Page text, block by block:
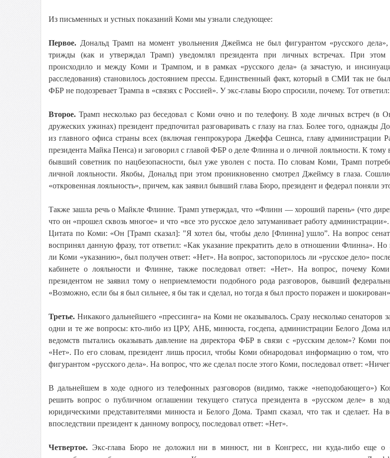
Из письменных и устных показаний Коми мы узнали следующее:
Первое. Дональд Трамп на момент увольнения Джеймса не был фигурантом «русского
трижды (как и утверждал Трамп) уведомлял президента при личных встречах. При этом
происходило и между Коми и Трампом, и в рамках «русского дела» (а зачастую, и
расследования) становилось достоянием прессы. Единственный факт, который в СМИ так не
ФБР не подозревает Трампа в «связях с Россией». У экс-главы Бюро спросили, почему. Тот
Второе.Трамп несколько раз беседовал с Коми очно и по телефону. В ходе личных встреч (в
дружеских ужинах) президент предпочитал разговаривать с глазу на глаз. Более того, однажды
из главного офиса страны всех (включая генпрокурора Джеффа Сешнса, главу администрации
президента Майка Пенса) и заговорил с главой ФБР о деле Флинна и о личной лояльности. К
бывший советник по нацбезопасности, был уже уволен с поста. По словам Коми, Трамп
личной лояльности. Якобы, Дональд при этом проникновенно смотрел Джеймсу в глаза.
«откровенная лояльность», причем, как заявил бывший глава Бюро, президент и федерал поняли
Также зашла речь о Майкле Флинне. Трамп утверждал, что «Флинн — хороший парень» (что
что он «прошел сквозь многое» и что «все это русское дело затуманивает работу
Цитата по Коми: «Он [Трамп сказал]: "Я хотел бы, чтобы дело [Флинна] ушло”. На вопрос
воспринял данную фразу, тот ответил: «Как указание прекратить дело в отношении Флинна».
ли Коми «указанию», был получен ответ: «Нет». На вопрос, застопорилось ли «русское дело»
кабинете о лояльности и Флинне, также последовал ответ: «Нет». На вопрос, почему
президентом не заявил тому о неприемлемости подобного рода разговоров, бывший
«Возможно, если бы я был сильнее, я бы так и сделал, но тогда я был просто поражен и
Третье. Никакого дальнейшего «прессинга» на Коми не оказывалось. Сразу несколько сенаторов
одни и те же вопросы: кто-либо из ЦРУ, АНБ, минюста, госдепа, администрации Белого Дома
ведомств пытались оказывать давление на директора ФБР в связи с «русским делом»? Коми
«Нет». По его словам, президент лишь просил, чтобы Коми обнародовал информацию о том, что
фигурантом «русского дела». На вопрос, что же сделал после этого Коми, последовал ответ:
В дальнейшем в ходе одного из телефонных разговоров (видимо, также «неподобающего»)
решить вопрос о публичном оглашении текущего статуса президента в «русском деле» в
юридическими представителями минюста и Белого Дома. Трамп сказал, что так и сделает. На
впоследствии президент к данному вопросу, последовал ответ: «Нет».
Четвертое. Экс-глава Бюро не доложил ни в минюст, ни в Конгресс, ни куда-либо еще о